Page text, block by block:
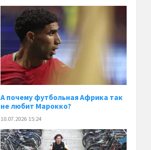
А почему футбольная Африка так
не любит Марокко?
10.07.2026 15:24